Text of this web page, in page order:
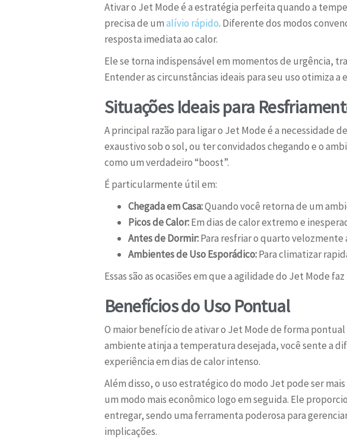
Ativar o Jet Mode é a estratégia perfeita quando a
precisa de umalívio rápido. Diferente dos modos
resposta imediata ao calor.
Ele se torna indispensável em momentos de urgência,
Entender as circunstâncias ideais para seu uso otimiza
Situações Ideais para
A principal razão para ligar o Jet Mode é a necessidade
exaustivo sob o sol, ou ter convidados chegando e o
como um verdadeiro “boost”.
É particularmente útil em:
Chegada em Casa:Quando você retorna de um
Picos de Calor:Em dias de calor extremo e
Antes de Dormir:Para resfriar o quarto
Ambientes de Uso Esporádico:Para climatizar
Essas são as ocasiões em que a agilidade do Jet Mode
Benefícios do Uso Pontual
O maior benefício de ativar o Jet Mode de forma pontual
ambiente atinja a temperatura desejada, você sente a
experiência em dias de calor intenso.
Além disso, o uso estratégico do modo Jet pode ser
um modo mais econômico logo em seguida. Ele
entregar, sendo uma ferramenta poderosa para
implicações.